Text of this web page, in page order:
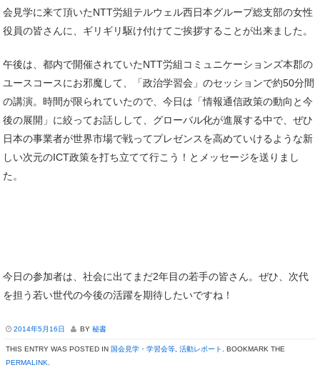
会見学に来て頂いたNTT労組テルウェル西日本グループ総支部の女性
役員の皆さんに、ギリギリ駆け付けてご挨拶することが出来ました。
午後は、都内で開催されていたNTT労組コミュニケーションズ本郡の
ユースコースにお邪魔して、「政治学習会」のセッションで約50分間
の講演。時間が限られていたので、今日は「情報通信政策の動向と今
後の展開」に絞ってお話しして、グローバル化が進展する中で、ぜひ
日本の事業者が世界市場で戦ってプレゼンスを高めていけるような新
しい次元のICT政策を打ち立てて行こう！とメッセージを送りまし
た。
今日の参加者は、社会に出てまだ2年目の若手の皆さん。ぜひ、次代
を担う若い世代の今後の活躍を期待したいですね！
2014年5月16日 BY 秘書
THIS ENTRY WAS POSTED IN 国会見学・学習会等 活動レポート
. BOOKMARK THE
PERMALINK